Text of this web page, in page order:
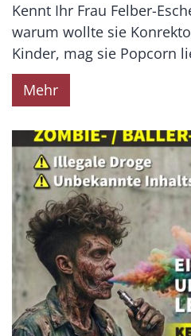
Kennt Ihr Frau Felber-
warum wollte sie
Kinder, mag sie Popcorn
Mehr